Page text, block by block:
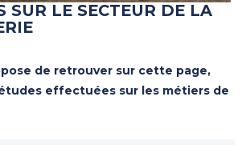
SUR LE SECTEUR DE LA
de retrouver sur cette page,
effectuées sur les métiers de